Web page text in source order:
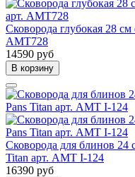
Сковорода глубокая 28
AMT728
14590 руб
В корзину
Сковорода для блинов 24
Titan арт. AMT I-124
16390 руб